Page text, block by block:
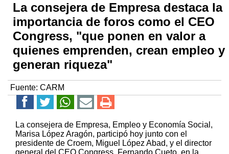
La consejera de Empresa destaca la
importancia de foros como el CEO
Congress, "que ponen en valor a
quienes emprenden, crean empleo y
generan riqueza"
Fuente: CARM
La consejera de Empresa, Empleo y Economía Social,
Marisa López Aragón, participó hoy junto con el
presidente de Croem, Miguel López Abad, y el director